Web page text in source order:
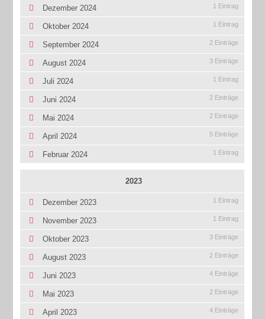
Dezember 2024 1 Eintrag
Oktober 2024 1 Eintrag
September 2024 2 Einträge
August 2024 3 Einträge
Juli 2024 1 Eintrag
Juni 2024 2 Einträge
Mai 2024 2 Einträge
April 2024 5 Einträge
Februar 2024 1 Eintrag
2023
Dezember 2023 1 Eintrag
November 2023 1 Eintrag
Oktober 2023 3 Einträge
August 2023 2 Einträge
Juni 2023 4 Einträge
Mai 2023 2 Einträge
April 2023 4 Einträge